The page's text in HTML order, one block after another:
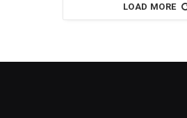
LOAD MORE